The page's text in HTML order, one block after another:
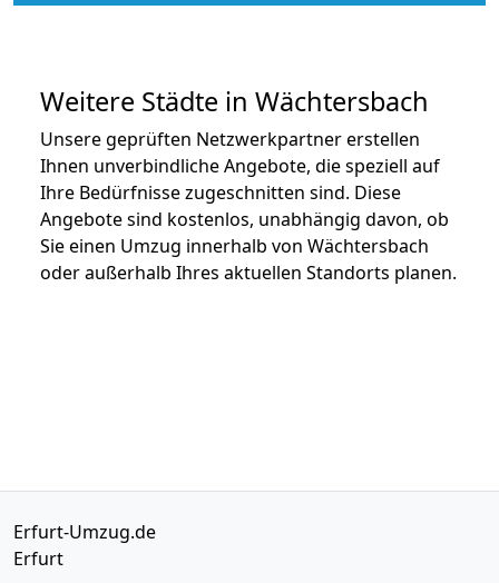
Weitere Städte in Wächtersbach
Unsere geprüften Netzwerkpartner erstellen
Ihnen unverbindliche Angebote, die speziell auf
Ihre Bedürfnisse zugeschnitten sind. Diese
Angebote sind kostenlos, unabhängig davon, ob
Sie einen Umzug innerhalb von Wächtersbach
oder außerhalb Ihres aktuellen Standorts planen.
Erfurt-Umzug.de
Erfurt